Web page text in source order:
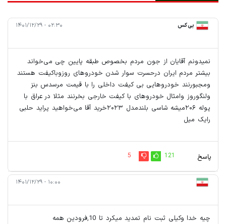
بی کس ۰۲:۳۰ - ۱۴۰۱/۱۲/۲۹
نمیدونم آقایان از جون مردم بخصوص طبقه پایین چی می‌خواند
بیشتر مردم ایران درحسرت سوار شدن خودروهای روزوباکیفت هستند
ومجبورنند خودروهایی بی کیفت داخلی را با قیمت مرسدس بنز
ولنگوروز وامثال خودروهای با کیفت خارجی بخرنند مثلا در عراق با
پوله ۲۰۶میشه شاسی بلندمدل ۲۰۲۳خرید آقا می‌خواهید پراید حلبی
رایک میل
پاسخ 121
5
۱۰:۰۰ - ۱۴۰۱/۱۲/۲۹
چیه خدا وکیلی ثبت نام تمدید میکرد تا 10,فرودین‌ همه